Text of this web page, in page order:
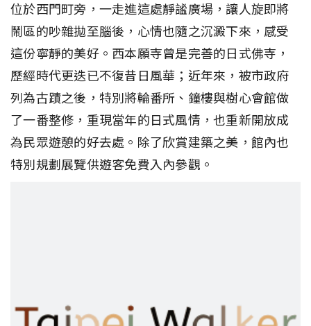
位於西門町旁，一走進這處靜謐廣場，讓人旋即將
鬧區的吵雜拋至腦後，心情也隨之沉澱下來，感受
這份寧靜的美好。西本願寺曾是完善的日式佛寺，
歷經時代更迭已不復昔日風華；近年來，被市政府
列為古蹟之後，特別將輪番所、鐘樓與樹心會館做
了一番整修，重現當年的日式風情，也重新開放成
為民眾遊憩的好去處。除了欣賞建築之美，館內也
特別規劃展覽供遊客免費入內參觀。